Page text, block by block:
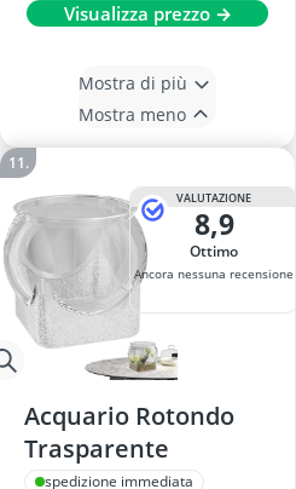
Visualizza prezzo →
Mostra di più
Mostra meno
VALUTAZIONE
8,9
Ottimo
Ancora nessuna recensione
Acquario Rotondo
Trasparente
spedizione immediata